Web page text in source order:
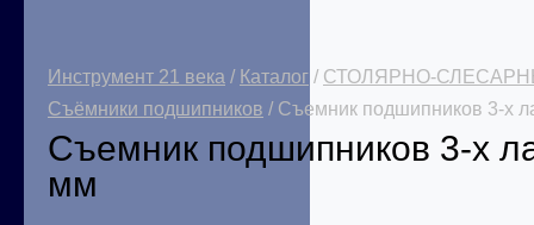
Инструмент 21 века / Каталог / СТОЛЯРНО-
Съёмники подшипников / Съемник подшипников 3-х
Съемник подшипников 3-х
мм